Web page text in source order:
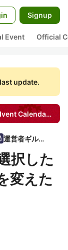
Signup
Event Official
update.
Calendar 2021
運営者ギルド
択した
変えた